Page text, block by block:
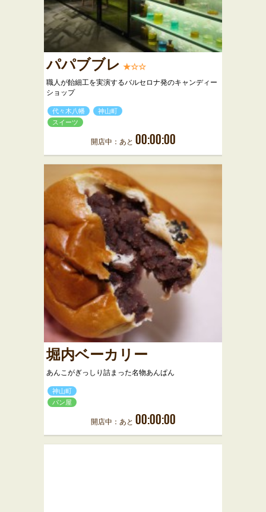
パパブブレ ★☆☆
職人が飴細工を実演するバルセロナ発のキャンディー
ショップ
代々木八幡
神山町
スイーツ
開店中：あと 00:00:00
堀内ベーカリー
あんこがぎっしり詰まった名物あんぱん
神山町
パン屋
開店中：あと 00:00:00